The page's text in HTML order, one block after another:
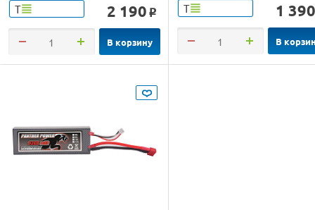
Т 2 190 o
В корзину
Т 1 390
В